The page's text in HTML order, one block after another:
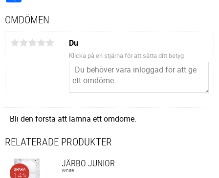
OMDÖMEN
Du
Klicka på en stjärna för att sätta ditt betyg
Bli den första att lämna ett omdöme.
RELATERADE PRODUKTER
JÄRBO JUNIOR
White
SPARA
14%